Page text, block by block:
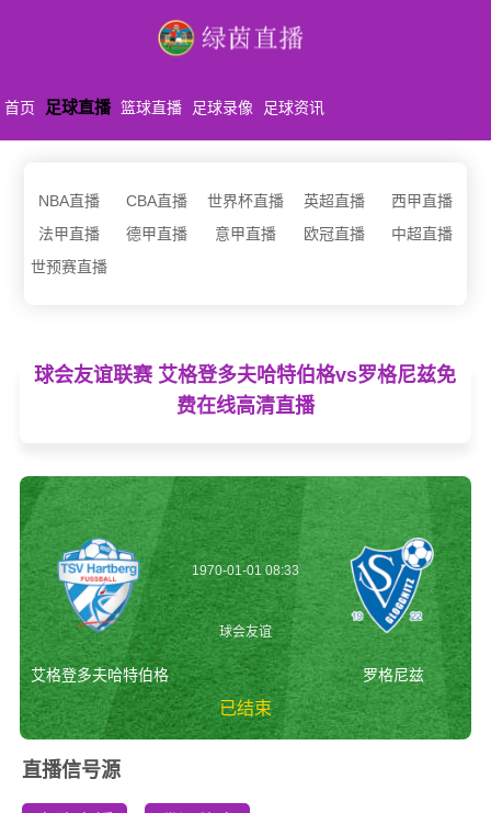
首页 足球直播 篮球直播 足球录像 足球资讯
NBA直播 CBA直播 世界杯直播 英超直播
西甲直播
法甲直播
德甲直播 意甲直播 欧冠直播
中超直播
世预赛直播
球会友谊联赛 艾格登多夫哈特伯格vs罗格尼兹免
费在线高清直播
艾格登多夫哈特伯格
1970-01-01 08:33
球会友谊
已结束
罗格尼兹
直播信号源